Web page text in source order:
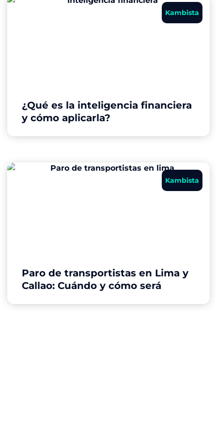
Kambista
¿Qué es la inteligencia financiera
y cómo aplicarla?
Kambista
Paro de transportistas en Lima y
Callao: Cuándo y cómo será